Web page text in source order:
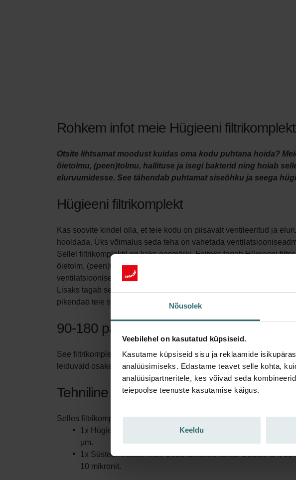
Nõusolek
Veebilehel on kasutatud küpsiseid.
Kasutame küpsiseid sisu ja reklaamide
analüüsimiseks. Edastame teavet selle kohta,
analüüsipartneritele, kes võivad seda
teiepoolse teenuste kasutamise käigus.
Keeldu
Rohkem infot meie Hügieeni
Otsite lihtsamat moodust kuidas oma kodu puhtana hoida?
õietolmu, (peen)tolmu, hallituse ja isegi bakterid ning hoiab
eluruumidesse. See tähendab puhtamat siseõhku ja seega
Hügieeni filtrikomplekt
Kas soovite kindel olla, et teie kodu on piisavalt ventileeritud ja
hooldada. Üks võimalus seda teha on vahetada
Sellel filtrikomplektil on kaks eesmärki. Esiteks tagab Hügieeni
õietolm, (peen)tolm, hallitus ja isegi bakterid enne, kui need teie
ventilatsiooniseade tõmbab sisse värsket välisõhku.
Lisaks tagab sellesse filtrikomplekti kuuluv Süsteemikaitse filter,
pikendab teie süsteemi eluiga ning hoiab seadme töö vaiksena ja
90-180 päeva kaitset
See filtrikomplekt kaitseb teid ja teie ventilatsioonisüsteemi
leiduvaid osakesi ja pikendades filtri eluiga. Pärast seda perioodi
Tehniline informatsioon
Selles filtrikomplektis sisaldub:
1x Hügieeni filter. Seda tuntakse ka kui ePM1 F7, 50%
µm.
1x Süsteemikaitse filter. Seda tuntakse ka kui Coarse G4,
10 mikronit.